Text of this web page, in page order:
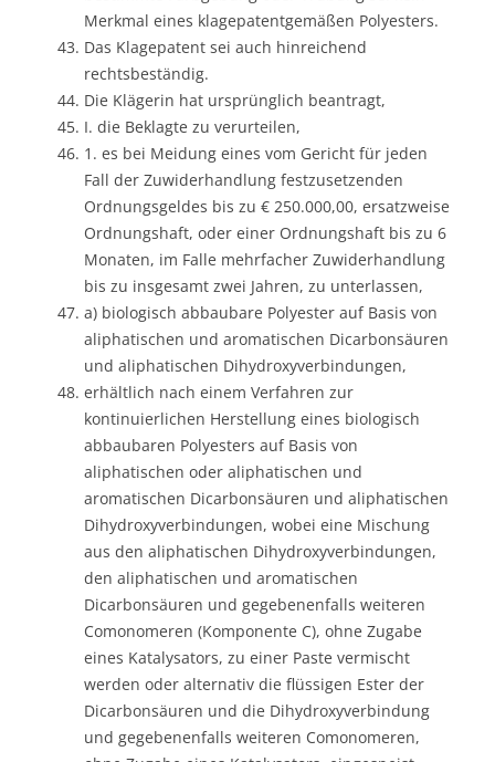
Merkmal eines klagepatentgemäßen Polyesters.
Das Klagepatent sei auch hinreichend
rechtsbeständig.
Die Klägerin hat ursprünglich beantragt,
I. die Beklagte zu verurteilen,
1. es bei Meidung eines vom Gericht für jeden
Fall der Zuwiderhandlung festzusetzenden
Ordnungsgeldes bis zu € 250.000,00, ersatzweise
Ordnungshaft, oder einer Ordnungshaft bis zu 6
Monaten, im Falle mehrfacher Zuwiderhandlung
bis zu insgesamt zwei Jahren, zu unterlassen,
a) biologisch abbaubare Polyester auf Basis von
aliphatischen und aromatischen Dicarbonsäuren
und aliphatischen Dihydroxyverbindungen,
erhältlich nach einem Verfahren zur
kontinuierlichen Herstellung eines biologisch
abbaubaren Polyesters auf Basis von
aliphatischen oder aliphatischen und
aromatischen Dicarbonsäuren und aliphatischen
Dihydroxyverbindungen, wobei eine Mischung
aus den aliphatischen Dihydroxyverbindungen,
den aliphatischen und aromatischen
Dicarbonsäuren und gegebenenfalls weiteren
Comonomeren (Komponente C), ohne Zugabe
eines Katalysators, zu einer Paste vermischt
werden oder alternativ die flüssigen Ester der
Dicarbonsäuren und die Dihydroxyverbindung
und gegebenenfalls weiteren Comonomeren,